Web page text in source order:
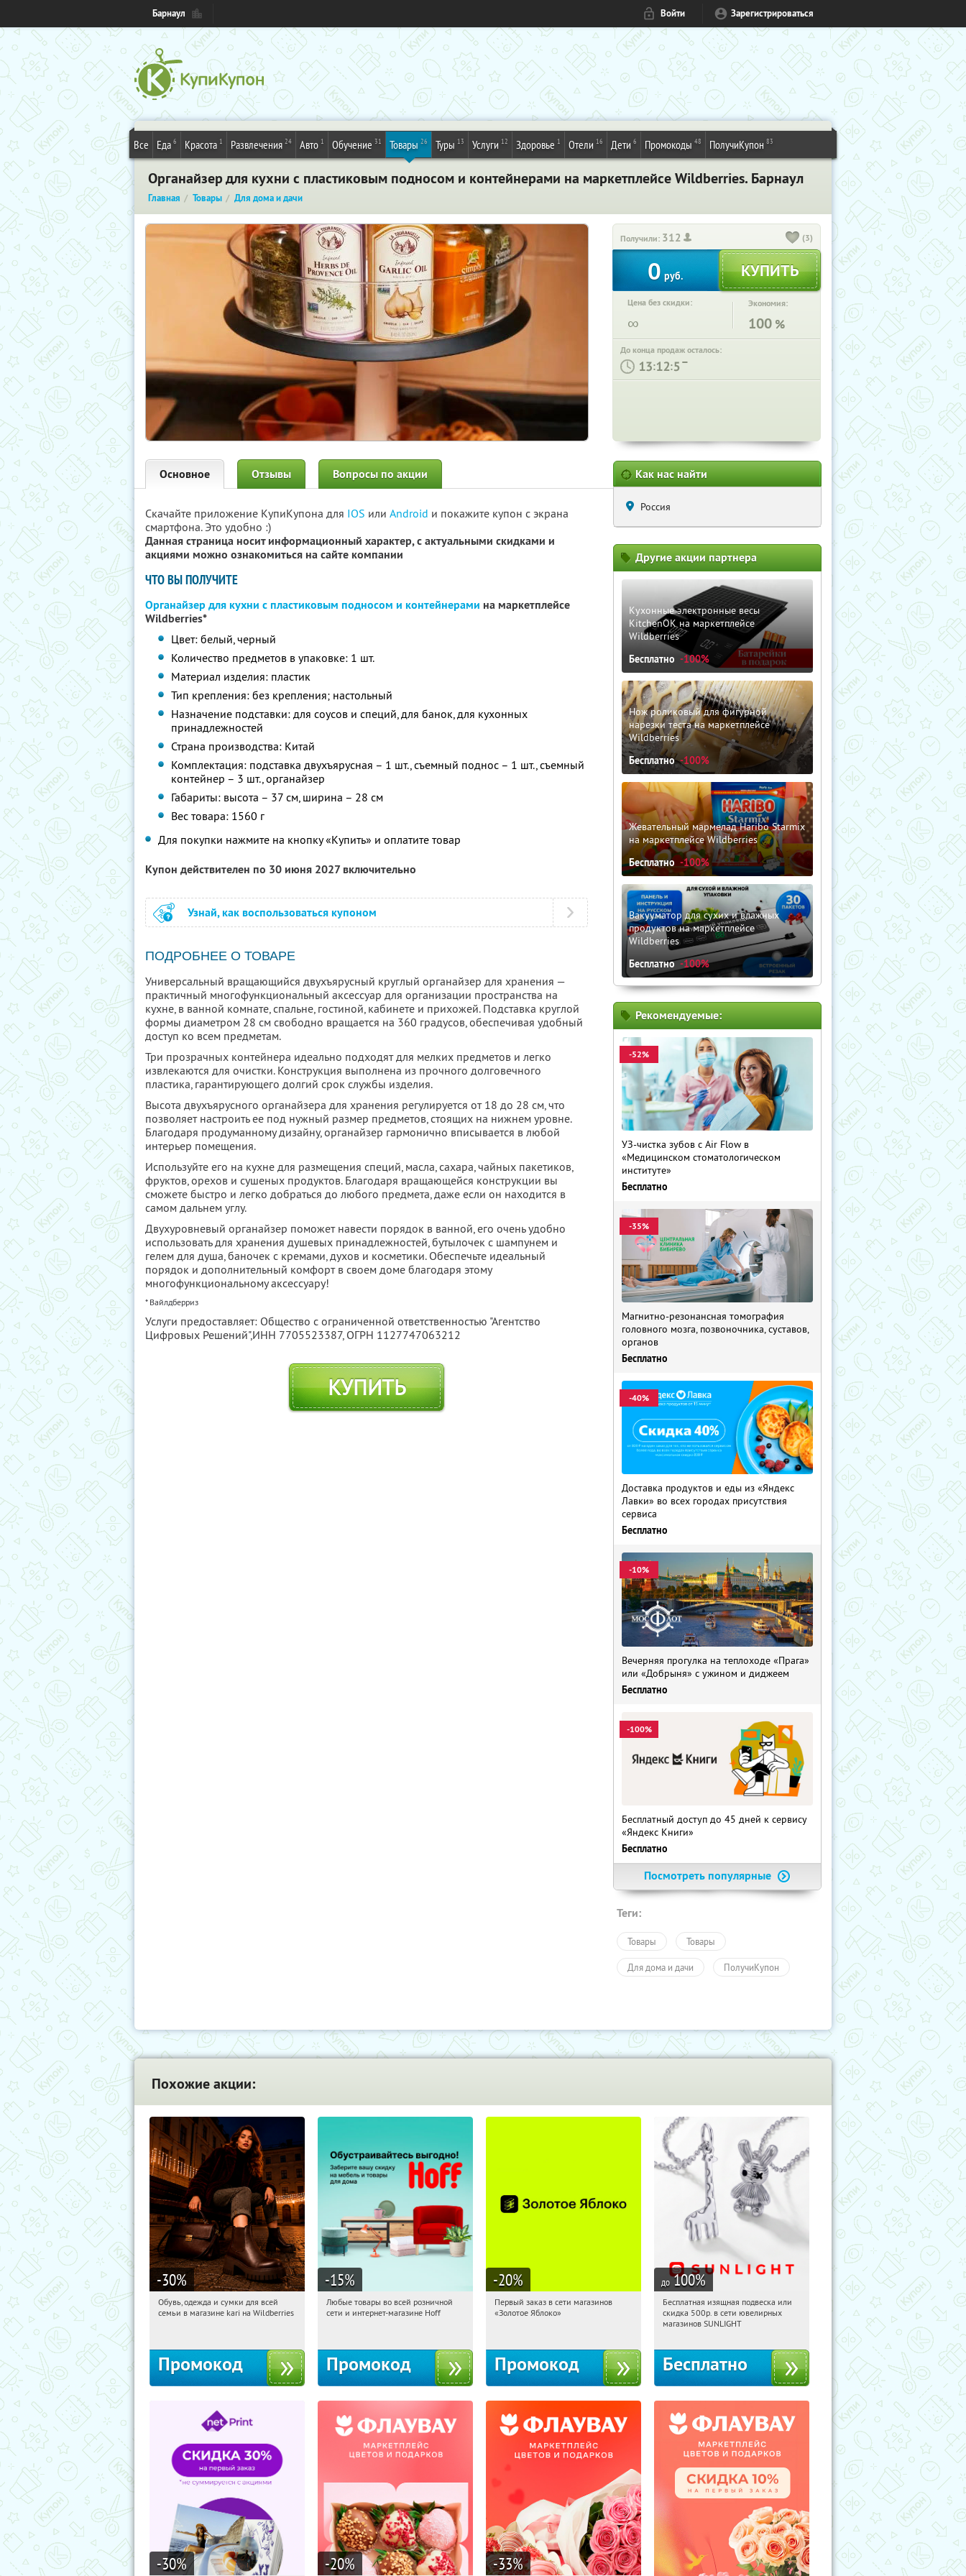
Барнаул Войти Зарегистрироваться
Все Еда 6 Красота 1 Развлечения 24 Авто 1 Обучение 31 Товары 26 Туры 13 Услуги 12 Здоровье 1 Отели 16 Дети 6 Промокоды 48 ПолучиКупон 83
Органайзер для кухни с пластиковым подносом и контейнерами на маркетплейсе Wildberries. Барнаул
Главная Товары Для дома и дачи
Получили: 312 (3)
0 руб.
Цена без скидки:
∞
Экономия:
100 %
До конца продаж осталось:
: :
Основное Отзывы Вопросы по акции
Скачайте приложение КупиКупона для IOS или Android и покажите купон с экрана
смартфона. Это удобно :)
Данная страница носит информационный характер, с актуальными скидками и
акциями можно ознакомиться на сайте компании
ЧТО ВЫ ПОЛУЧИТЕ
Органайзер для кухни с пластиковым подносом и контейнерами на маркетплейсе
Wildberries*
Цвет: белый, черный
Количество предметов в упаковке: 1 шт.
Материал изделия: пластик
Тип крепления: без крепления; настольный
Назначение подставки: для соусов и специй, для банок, для кухонных
принадлежностей
Страна производства: Китай
Комплектация: подставка двухъярусная – 1 шт., съемный поднос – 1 шт., съемный
контейнер – 3 шт., органайзер
Габариты: высота – 37 см, ширина – 28 см
Вес товара: 1560 г
Для покупки нажмите на кнопку «Купить» и оплатите товар
Купон действителен по 30 июня 2027 включительно
Узнай, как воспользоваться купоном
ПОДРОБНЕЕ О ТОВАРЕ
Универсальный вращающийся двухъярусный круглый органайзер для хранения —
практичный многофункциональный аксессуар для организации пространства на
кухне, в ванной комнате, спальне, гостиной, кабинете и прихожей. Подставка круглой
формы диаметром 28 см свободно вращается на 360 градусов, обеспечивая удобный
доступ ко всем предметам.
Три прозрачных контейнера идеально подходят для мелких предметов и легко
извлекаются для очистки. Конструкция выполнена из прочного долговечного
пластика, гарантирующего долгий срок службы изделия.
Высота двухъярусного органайзера для хранения регулируется от 18 до 28 см, что
позволяет настроить ее под нужный размер предметов, стоящих на нижнем уровне.
Благодаря продуманному дизайну, органайзер гармонично вписывается в любой
интерьер помещения.
Используйте его на кухне для размещения специй, масла, сахара, чайных пакетиков,
фруктов, орехов и сушеных продуктов. Благодаря вращающейся конструкции вы
сможете быстро и легко добраться до любого предмета, даже если он находится в
самом дальнем углу.
Двухуровневый органайзер поможет навести порядок в ванной, его очень удобно
использовать для хранения душевых принадлежностей, бутылочек с шампунем и
гелем для душа, баночек с кремами, духов и косметики. Обеспечьте идеальный
порядок и дополнительный комфорт в своем доме благодаря этому
многофункциональному аксессуару!
* Вайлдберриз
Услуги предоставляет: Общество с ограниченной ответственностью "Агентство
Цифровых Решений",ИНН 7705523387, ОГРН 1127747063212
КУПИТЬ
Как нас найти
Россия
Другие акции партнера
Кухонные электронные весы
KitchenOK на маркетплейсе
Wildberries
Бесплатно -100%
Нож роликовый для фигурной
нарезки теста на маркетплейсе
Wildberries
Бесплатно -100%
Жевательный мармелад Haribo Starmix
на маркетплейсе Wildberries
Бесплатно -100%
Вакууматор для сухих и влажных
продуктов на маркетплейсе
Wildberries
Бесплатно -100%
Рекомендуемые:
-52%
УЗ-чистка зубов с Air Flow в
«Медицинском стоматологическом
институте»
Бесплатно
-35%
Магнитно-резонансная томография
головного мозга, позвоночника, суставов,
органов
Бесплатно
-40%
Доставка продуктов и еды из «Яндекс
Лавки» во всех городах присутствия
сервиса
Бесплатно
-10%
Вечерняя прогулка на теплоходе «Прага»
или «Добрыня» с ужином и диджеем
Бесплатно
-100%
Бесплатный доступ до 45 дней к сервису
«Яндекс Книги»
Бесплатно
Посмотреть популярные
Теги:
Товары Товары
Для дома и дачи ПолучиКупон
Похожие акции:
-30%
15:59:57 Получили:
Обувь, одежда и сумки для всей
семьи в магазине kari на Wildberries
Промокод
-15%
15:59:57 Получили:
Любые товары во всей розничной
сети и интернет-магазине Hoff
Промокод
-20%
15:59:57
Получи первым!
Первый заказ в сети магазинов
«Золотое Яблоко»
Промокод
до 100%
15:59:57 Получили:
Россия
Бесплатная изящная подвеска или
скидка 500р. в сети ювелирных
магазинов SUNLIGHT
Бесплатно
-30% -20% -33%